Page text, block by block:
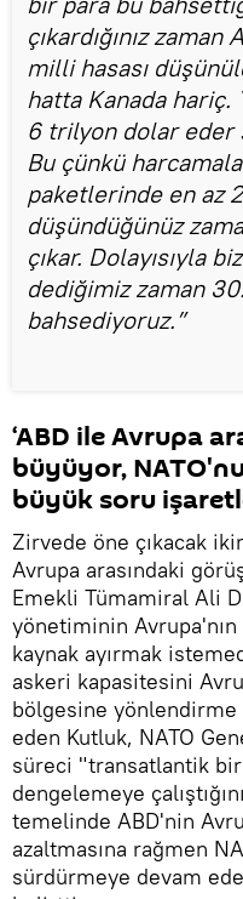
çıkardığınız
milli hasası
hatta Kanada hariç.
6 trilyon dolar eder
Bu çünkü
paketlerinde en az
düşündüğünüz
çıkar. Dolayısıyla
dediğimiz zaman
bahsediyoruz.”
‘ABD ile Avrupa
büyüyor,
büyük soru
Zirvede öne çıkacak
Avrupa arasındaki
Emekli Tümamiral Ali
yönetiminin
kaynak ayırmak
askeri kapasitesini
bölgesine
eden Kutluk, NATO
süreci "transatlantik
dengelemeye
temelinde ABD'nin
azaltmasına rağmen
sürdürmeye devam